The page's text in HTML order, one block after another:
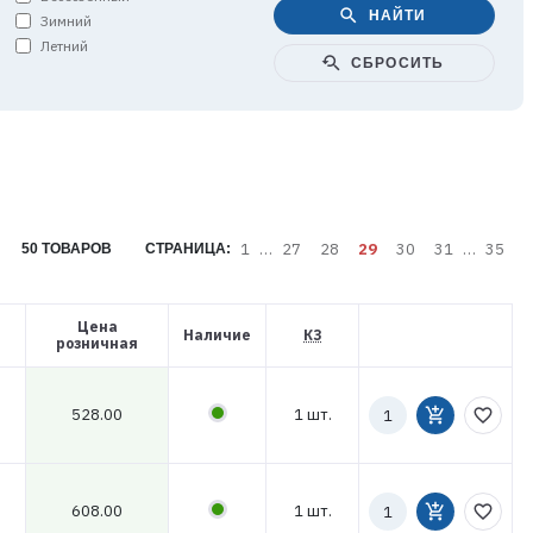
Зимний
Летний
search НАЙТИ
youtube_searched_for СБРОСИТЬ
50 ТОВАРОВ СТРАНИЦА: 1 … 27 28 29 30 31 … 35
Цена
розничная
Наличие КЗ
528.00 1 шт.
Количество
к
add_shopping_cart favorite_border
608.00 1 шт.
Количество
к
add_shopping_cart favorite_border